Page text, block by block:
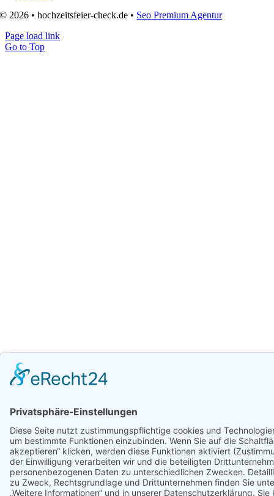
© 2026 • hochzeitsfeier-check.de • Seo Premium Agentur
Page load link
Go to Top